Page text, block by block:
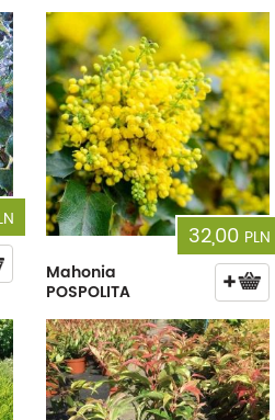
32,00 PLN
Mahonia
POSPOLITA